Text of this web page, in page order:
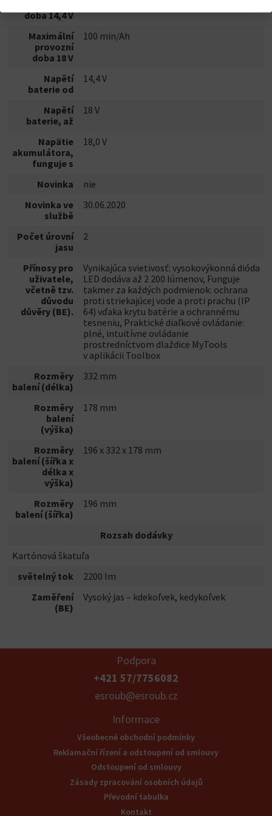
doba 14,4 V
Maximální
provozní
doba 18 V
100 min/Ah
Napětí
baterie od
14,4 V
Napětí
baterie, až
18 V
Napätie
akumulátora,
funguje s
18,0 V
Novinka
nie
Novinka ve
službě
30.06.2020
Počet úrovní
jasu
2
Přínosy pro
uživatele,
včetně tzv.
důvodu
důvěry (BE).
Vynikajúca svietivosť: vysokovýkonná dióda
LED dodáva až 2 200 lúmenov, Funguje
takmer za každých podmienok: ochrana
proti striekajúcej vode a proti prachu (IP
64) vďaka krytu batérie a ochrannému
tesneniu, Praktické diaľkové ovládanie:
plné, intuitívne ovládanie
prostredníctvom dlaždice MyTools
v aplikácii Toolbox
Rozměry
balení (délka)
332 mm
Rozměry
balení
(výška)
178 mm
Rozměry
balení (šířka x
délka x
výška)
196 x 332 x 178 mm
Rozměry
balení (šířka)
196 mm
Rozsah dodávky
Kartónová škatuľa
světelný tok
2200 lm
Zaměření
(BE)
Vysoký jas – kdekoľvek, kedykoľvek
Podpora
+421 57/7756082
esroub@esroub.cz
Informace
Všeobecné obchodní podmínky
Reklamační řízení a odstoupení od smlouvy
Odstoupení od smlouvy
Zásady zpracování osobních údajů
Převodní tabulka
Kontakt